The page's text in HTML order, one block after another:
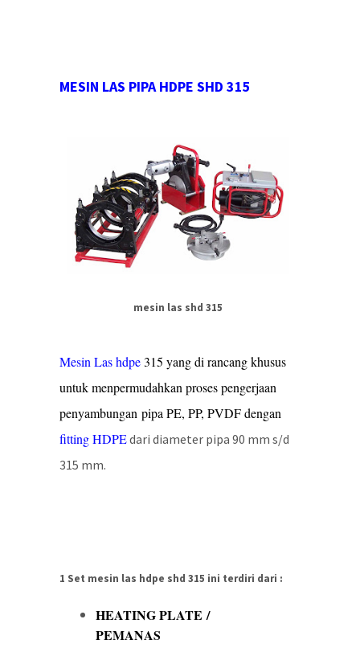
MESIN LAS PIPA HDPE SHD 315
mesin las shd 315
Mesin Las hdpe315 yang di rancang khusus
untuk menpermudahkan proses pengerjaan
penyambungan pipa PE, PP, PVDF dengan
fitting HDPEdari diameter pipa 90 mm s/d
315 mm.
1 Set mesin las hdpe shd 315 ini terdiri dari :
HEATING PLATE /
PEMANAS